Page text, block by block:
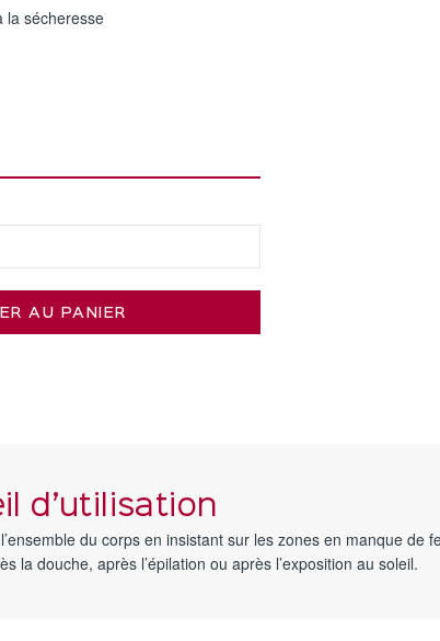
la sécheresse
AU PANIER
d’utilisation
du corps en insistant sur les zones en manque
la douche, après l’épilation ou après l’exposition au soleil.